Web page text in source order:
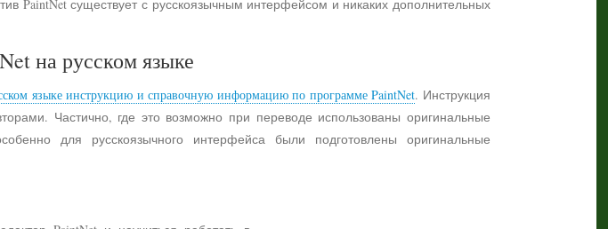
PaintNet существует с русскоязычным интерфейсом и никаких дополнительных
на русском языке
языке инструкцию и справочную информацию по программе PaintNet. Инструкция
Частично, где это возможно при переводе использованы оригинальные
для русскоязычного интерфейса были подготовлены оригинальные